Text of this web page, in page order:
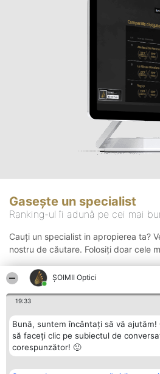
ȘOIMII Optici
19:33
Bună, suntem încântați să vă ajutăm!
să faceți clic pe subiectul de
corespunzător! 🙂
Gasește un specialist
Ranking-ul îi adună pe cei mai
Cauți un specialist in apropierea ta?
nostru de căutare. Folosiți doar cele